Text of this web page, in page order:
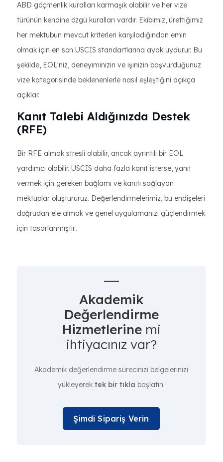
ABD göçmenlik kuralları karmaşık olabilir ve her vize
türünün kendine özgü kuralları vardır. Ekibimiz, ürettiğimiz
her mektubun mevcut kriterleri karşıladığından emin
olmak için en son USCIS standartlarına ayak uydurur. Bu
şekilde, EOL'niz, deneyiminizin ve işinizin başvurduğunuz
vize kategorisinde beklenenlerle nasıl eşleştiğini açıkça
açıklar.
Kanıt Talebi Aldığınızda Destek
(RFE)
Bir RFE almak stresli olabilir, ancak ayrıntılı bir EOL
yardımcı olabilir. USCIS daha fazla kanıt isterse, yanıt
vermek için gereken bağlamı ve kanıtı sağlayan
mektuplar oluştururuz. Değerlendirmelerimiz, bu endişeleri
doğrudan ele almak ve genel uygulamanızı güçlendirmek
için tasarlanmıştır..
Akademik
Değerlendirme
Hizmetlerinemi
ihtiyacınız var?
Akademik değerlendirme sürecinizi belgelerinizi
yükleyerek tek bir tıkla başlatın.
Şimdi Sipariş Verin